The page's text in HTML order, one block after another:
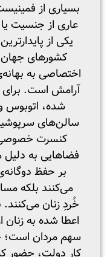
بسیاری از
عاری از جنسیت
یکی از
کشورهای
اختصاصی به
آرامش است.
شده، اتوبوس
سالن‌های
کنسرت خصوصی
فضاهایی به
بر حفظ
می‌کنند بلکه
خُردِ زنان
اعطا شده به
سهم مردان است؛